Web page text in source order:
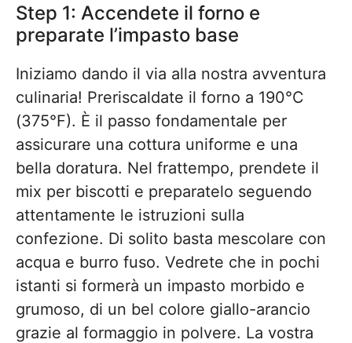
Step 1: Accendete il forno e
preparate l’impasto base
Iniziamo dando il via alla nostra avventura
culinaria! Preriscaldate il forno a 190°C
(375°F). È il passo fondamentale per
assicurare una cottura uniforme e una
bella doratura. Nel frattempo, prendete il
mix per biscotti e preparatelo seguendo
attentamente le istruzioni sulla
confezione. Di solito basta mescolare con
acqua e burro fuso. Vedrete che in pochi
istanti si formerà un impasto morbido e
grumoso, di un bel colore giallo-arancio
grazie al formaggio in polvere. La vostra